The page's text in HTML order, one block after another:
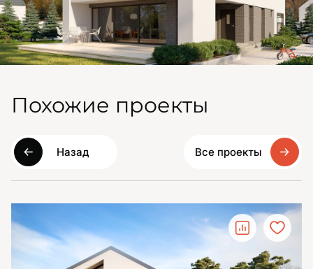
Похожие проекты
Назад Все проекты